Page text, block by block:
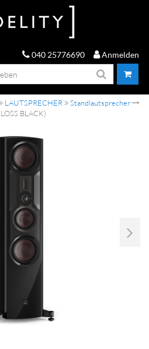
040 25776690 Anmelden
LAUTSPRECHER
Standlautsprecher
BLACK)